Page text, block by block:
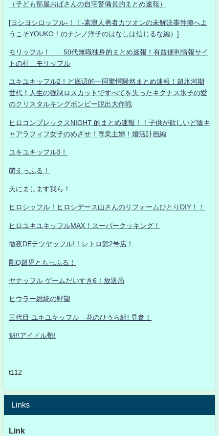
（子ども部屋おばさんの自宅警備員的まとめ速報）
[ヨシヨシロッフル-！！-素浪人勇者カツオンの未解決事件簿へよ
うこそYOUKO！のナンノ洋子のはなしは信じるな編）]
モリッフル！ 50代無職独身的まとめ速報！有益便利情報サイ
トの杜 モリッフル
ユキユキッフル2！ど底辺的一同驚愕騒然まとめ速報！超氷河期
世代！人生の強制ロスカットですべてを失ったキグナス氷子の愛
のクリスタルキングボンビー脱出大作戦
ヒロコンプレックスNIGHT 的まとめ速報！！子供が欲しいど陰キ
ャアラフィフ女子のめざせ！専業主婦！婚活計画編
ユキユキッフル3！
萌えっふる！
天にまします我ら！
ヒロシッフル！ヒロシデース山さんのリフォームひとりDIY！！
ヒロユキユキッフルMAX！スーパークッキング！
徹夜DEテツヤッフル!！レトロ館2号店！
剛Q超児ともっふる！
ヤナッフル ゲームだいすき6！放送局
ヒウラー総統の野望
三代目 ユキユキッフル 花のひうら組! 見参！
魁!!アイドル塾!
t112
Links
Link